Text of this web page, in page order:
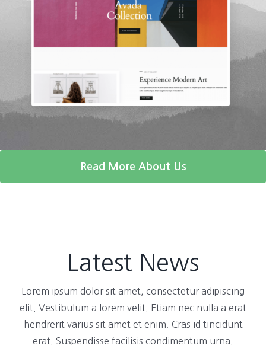
Read More About Us
Latest News
Lorem ipsum dolor sit amet, consectetur adipiscing
elit. Vestibulum a lorem velit. Etiam nec nulla a erat
hendrerit varius sit amet et enim. Cras id tincidunt
erat. Suspendisse facilisis condimentum urna.